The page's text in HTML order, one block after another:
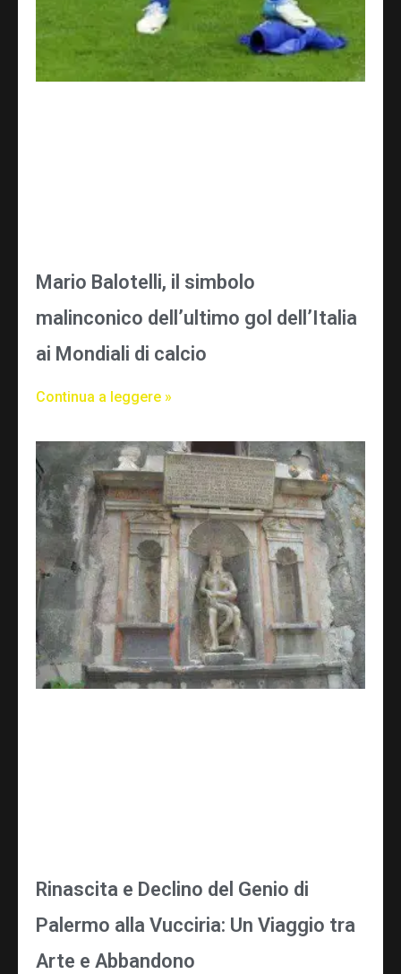
Mario Balotelli, il simbolo
malinconico dell’ultimo gol dell’Italia
ai Mondiali di calcio
Continua a leggere »
Rinascita e Declino del Genio di
Palermo alla Vucciria: Un Viaggio tra
Arte e Abbandono